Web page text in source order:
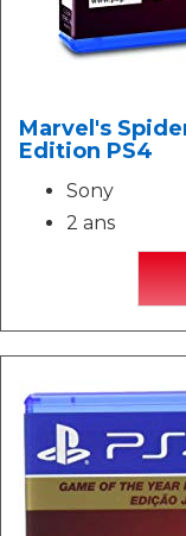
Marvel's
Edition PS4
Sony
2 ans